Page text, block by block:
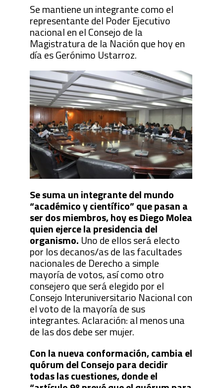
Se mantiene un integrante como el
representante del Poder Ejecutivo
nacional en el Consejo de la
Magistratura de la Nación que hoy en
día es Gerónimo Ustarroz.
Se suma un integrante del mundo
“académico y científico” que pasan a
ser dos miembros, hoy es Diego Molea
quien ejerce la presidencia del
organismo. Uno de ellos será electo
por los decanos/as de las facultades
nacionales de Derecho a simple
mayoría de votos, así como otro
consejero que será elegido por el
Consejo Interuniversitario Nacional con
el voto de la mayoría de sus
integrantes. Aclaración: al menos una
de las dos debe ser mujer.
Con la nueva conformación, cambia el
quórum del Consejo para decidir
todas las cuestiones, donde el